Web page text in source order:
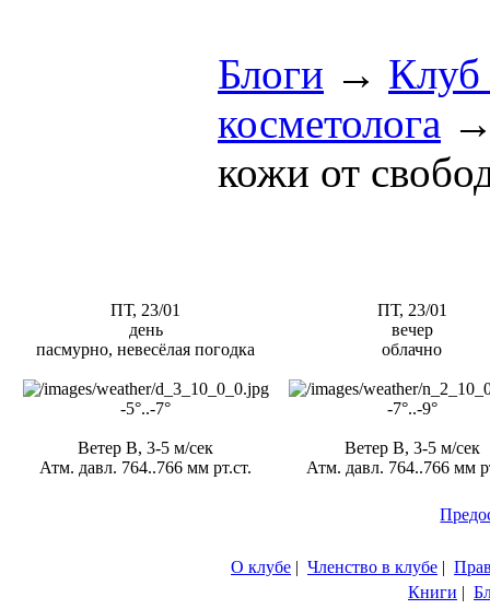
Блоги →
косметолога
кожи от
ПТ, 23/01
день
пасмурно, невесёлая погодка
-5°..-7°
Ветер В, 3-5 м/сек
Атм. давл. 764..766 мм рт.ст.
ПТ, 23/01
вечер
облачно
-7°..-9°
Ветер В, 3-5 м/сек
Атм. давл. 764..766 мм
О клубе | Членство в клубе |
Книги |